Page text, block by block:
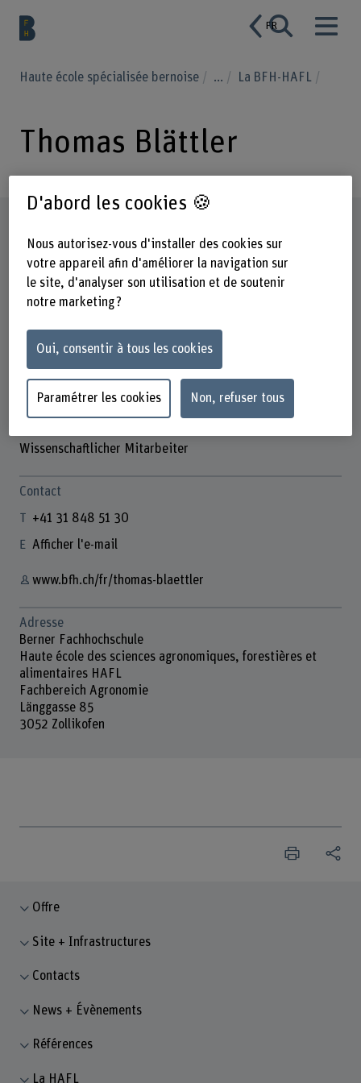
FR
Haute école spécialisée bernoise ... La BFH-HAFL
Thomas Blättler
Wissenschaftlicher Mitarbeiter
Contact
+41 31 848 51 30
Afficher l'e-mail
www.bfh.ch/fr/thomas-blaettler
Adresse
Berner Fachhochschule
Haute école des sciences agronomiques, forestières et
alimentaires HAFL
Fachbereich Agronomie
Länggasse 85
3052 Zollikofen
Offre
Site + Infrastructures
Contacts
News + Évènements
Références
La HAFL
D'abord les cookies 🍪
Nous autorisez-vous d'installer des cookies sur
votre appareil afin d'améliorer la navigation sur
le site, d'analyser son utilisation et de soutenir
notre marketing ?
Oui, consentir à tous les cookies
Paramétrer les cookies Non, refuser tous